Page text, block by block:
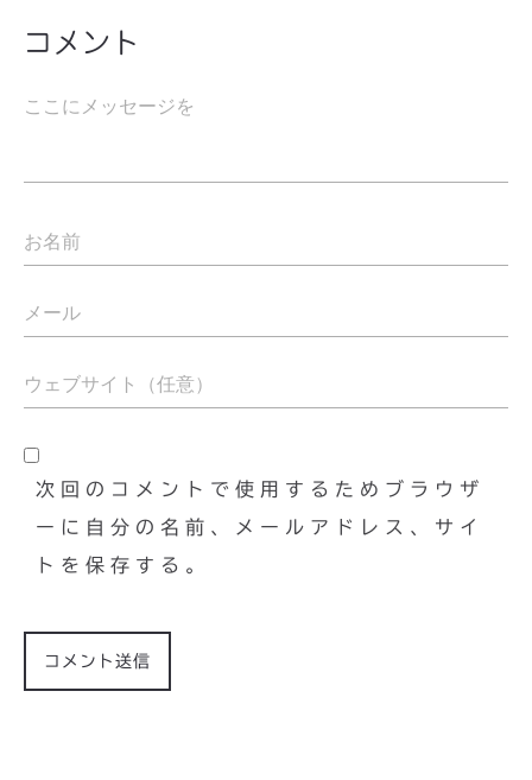
コメント
次回のコメントで使用するためブラウザ
ーに自分の名前、メールアドレス、サイ
トを保存する。